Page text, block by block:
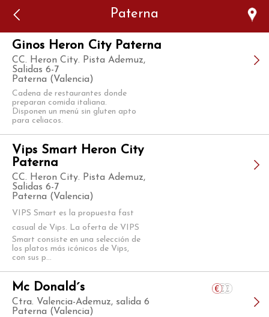
Paterna
Ginos Heron City Paterna
CC. Heron City. Pista Ademuz,
Salidas 6-7
Paterna (Valencia)
Cadena de restaurantes donde
preparan comida italiana.
Disponen un menú sin gluten apto
para celiacos.
Vips Smart Heron City
Paterna
CC. Heron City. Pista Ademuz,
Salidas 6-7
Paterna (Valencia)
VIPS Smart es la propuesta fast
casual de Vips. La oferta de VIPS
Smart consiste en una selección de
los platos más icónicos de Vips,
con sus p...
Mc Donald´s
Ctra. Valencia-Ademuz, salida 6
Paterna (Valencia)
authorized to show the cookie declaration for domain group
ID 546ddaab-b478-4440-aa8a-3b0205284212. Please add it to
the domain group in the Cookiebot Manager to authorize
the domain.